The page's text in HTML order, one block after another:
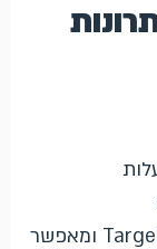
מזין ישירות את אסטרטגיית Target CPA ומאפשר